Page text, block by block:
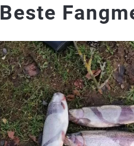
Beste